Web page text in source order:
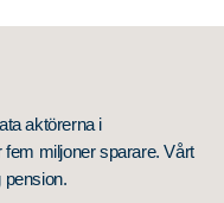
aktörerna i
miljoner sparare. Vårt
pension.